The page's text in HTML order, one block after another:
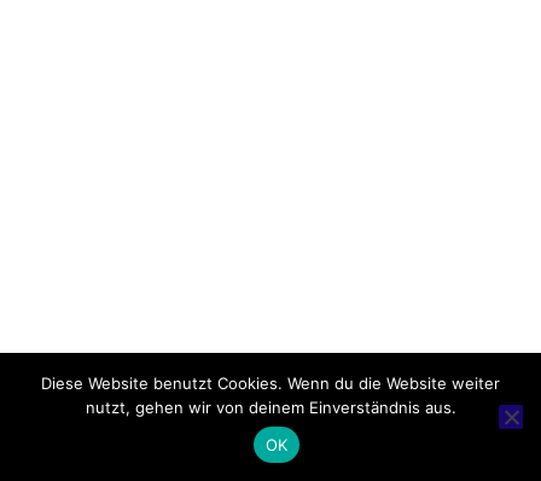
Diese Website benutzt Cookies. Wenn du die Website weiter
nutzt, gehen wir von deinem Einverständnis aus.
OK